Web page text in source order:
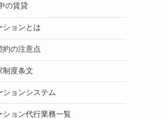
の賃貸
ションとは
約の注意点
制度条文
ションシステム
ション代行業務一覧